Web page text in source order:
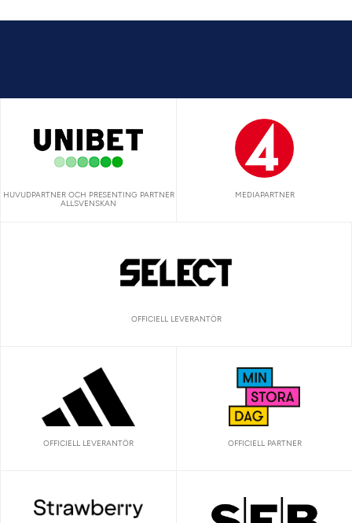
HUVUDPARTNER OCH PRESENTING PARTNER
ALLSVENSKAN
MEDIAPARTNER
OFFICIELL LEVERANTÖR
OFFICIELL LEVERANTÖR OFFICIELL PARTNER